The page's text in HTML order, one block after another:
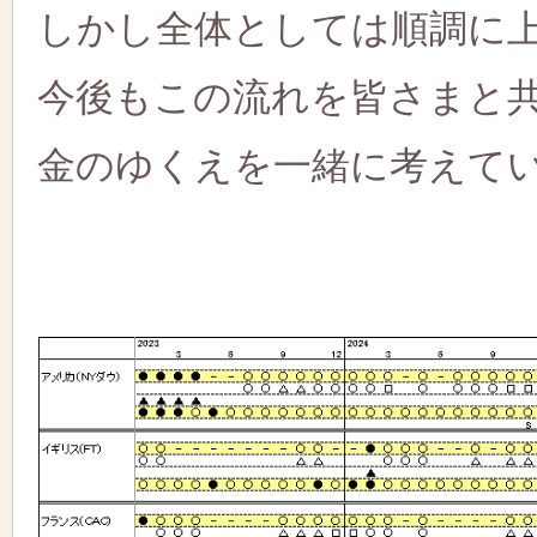
しかし全体としては順調に
今後もこの流れを皆さまと
金のゆくえを一緒に考えて